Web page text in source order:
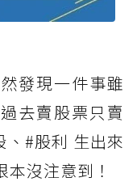
發現一件事雖
去賣股票只賣
、#股利 生出來
沒注意到！